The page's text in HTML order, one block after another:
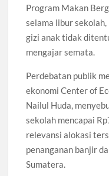
Sidang MK Bahas
Box Office Hollywood
Program Makan
selama libur
gizi anak tidak
mengajar semata.
Perdebatan publik
ekonomi Center of
Nailul Huda,
sekolah mencapai
relevansi alokasi
penanganan banjir
Sumatera.